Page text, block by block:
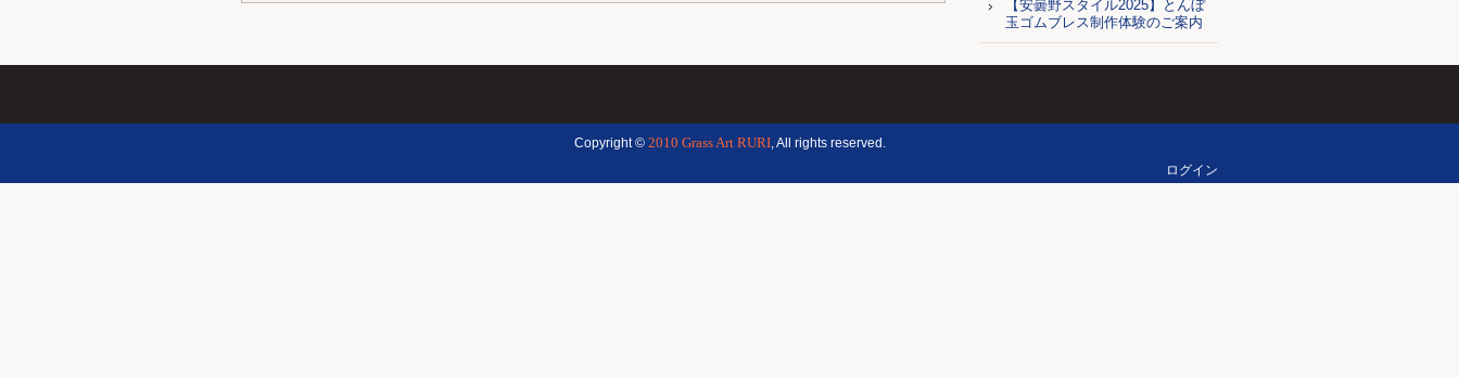
【安曇野スタイル2025】とんぼ
玉ゴムブレス制作体験のご案内
Copyright © 2010 Grass Art RURI, All rights reserved.
ログイン